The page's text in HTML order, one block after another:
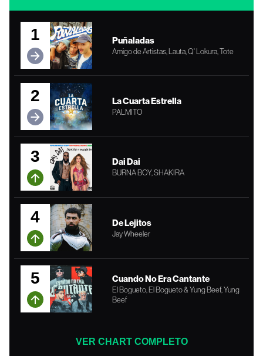
1 Puñaladas
Amigo de Artistas, Lauta, Q' Lokura, Tote
2 La Cuarta Estrella
PALMITO
3 Dai Dai
BURNA BOY, SHAKIRA
4 De Lejitos
Jay Wheeler
5 Cuando No Era Cantante
El Bogueto, El Bogueto & Yung Beef, Yung
Beef
VER CHART COMPLETO